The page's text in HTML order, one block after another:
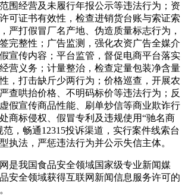
围经营及未履行年报公示等违法行为；资
可证书有效性，检查进销货台账与索证索
严打假冒厂名产地、伪造质量标志行为，
完整性；广告监测，强化农资广告全媒介
宣传内容；平台监管，督促电商平台落实
营义务；计量整治，检查定量包装净含量
，打击缺斤少两行为；价格巡查，开展农
查哄抬价格、不明码标价等违法行为；反
假宣传商品性能、刷单炒信等商业欺诈行
商标侵权、假冒专利及违规使用“驰名商
，畅通12315投诉渠道，实行案件线索台
执法，严惩违法行为并公示失信主体。
我国食品安全领域国家级专业新闻媒
安全领域获得互联网新闻信息服务许可的